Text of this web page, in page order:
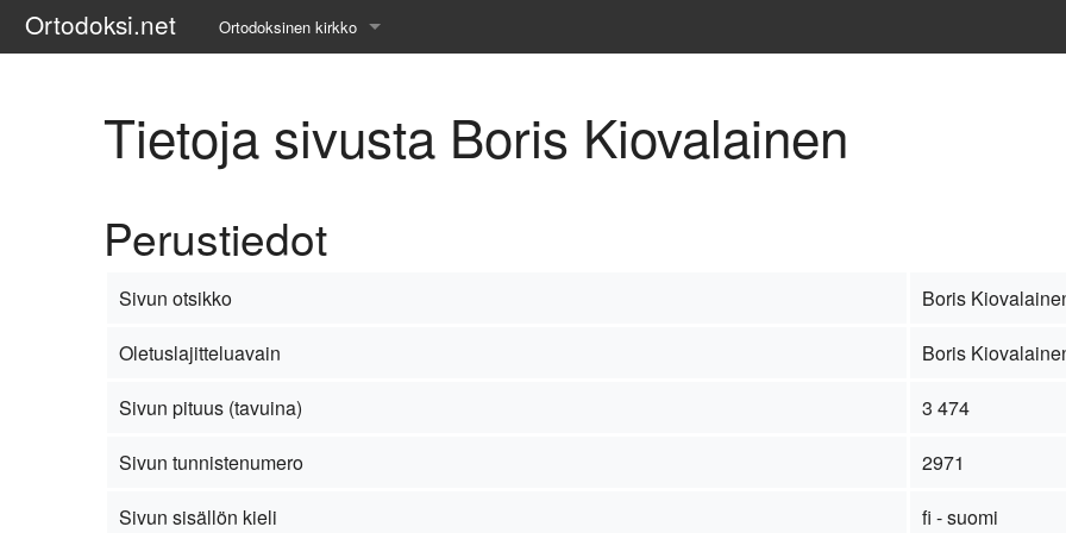
Ortodoksi.net Ortodoksinen kirkko
Liturgiset tekstit
Kirkkohistoria
Etiikka
Uskonoppi
Kirkkotaide
Pyhät ihmiset
Suomen kirkko
Tietoja sivusta Boris Kiovalainen
Perustiedot
Sivun otsikko
Boris
Oletuslajitteluavain
Boris
Sivun pituus (tavuina)
3 474
Sivun tunnistenumero
2971
Sivun sisällön kieli
fi - suomi